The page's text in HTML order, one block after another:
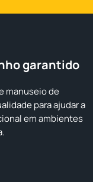
garantido
manuseio de
para ajudar a
em ambientes